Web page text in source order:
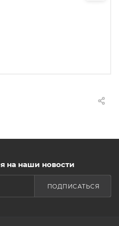
на наши новости
ПОДПИСАТЬСЯ